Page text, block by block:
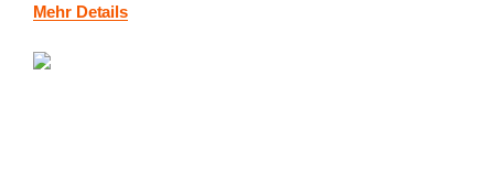
Mehr Details